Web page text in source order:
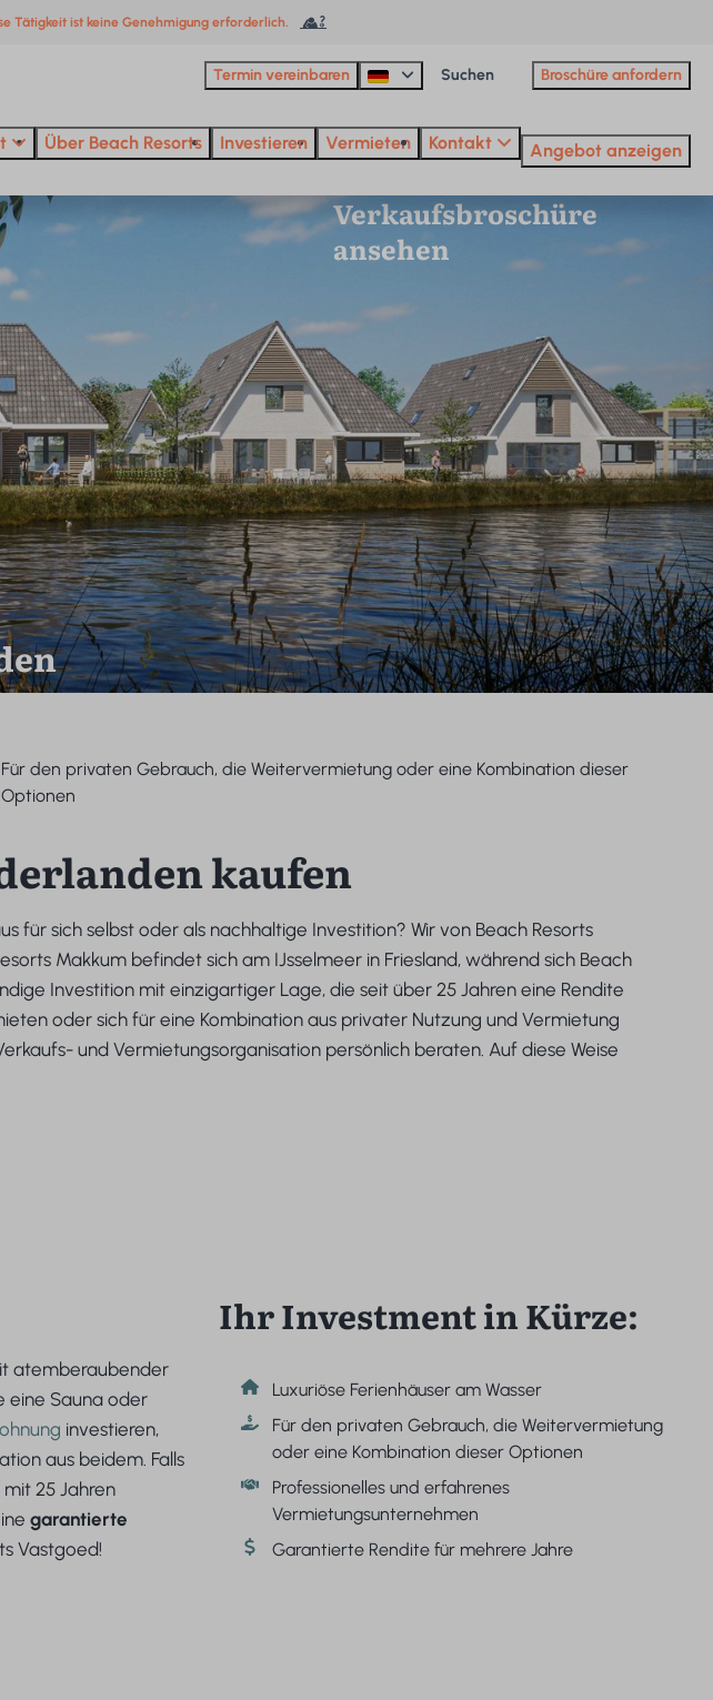
Tätigkeit ist keine Genehmigung erforderlich.
Termin vereinbaren Broschüre anfordern
Über Beach Resorts Investieren Vermieten Kontakt Angebot anzeigen
Verkaufsbroschüre
ansehen
Für den privaten Gebrauch, die Weitervermietung oder eine Kombination dieser
Optionen
kaufen
für sich selbst oder als nachhaltige Investition? Wir von Beach Resorts
Makkum befindet sich am IJsselmeer in Friesland, während sich Beach
Investition mit einzigartiger Lage, die seit über 25 Jahren eine Rendite
oder sich für eine Kombination aus privater Nutzung und Vermietung
und Vermietungsorganisation persönlich beraten. Auf diese Weise
atemberaubender
eine Sauna oder
investieren,
aus beidem. Falls
25 Jahren
garantierte
Vastgoed!
Ihr Investment in Kürze:
Luxuriöse Ferienhäuser am Wasser
Für den privaten Gebrauch, die Weitervermietung
oder eine Kombination dieser Optionen
Professionelles und erfahrenes
Vermietungsunternehmen
Garantierte Rendite für mehrere Jahre